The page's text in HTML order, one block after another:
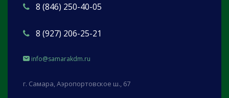
8 (846) 250-40-05
8 (927) 206-25-21
info@samarakdm.ru
г. Самара, Аэропортовское ш., 67